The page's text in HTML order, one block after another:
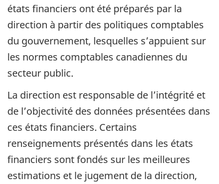
états financiers ont été préparés par la
direction à partir des politiques comptables
du gouvernement, lesquelles s’appuient sur
les normes comptables canadiennes du
secteur public.
La direction est responsable de l’intégrité et
de l’objectivité des données présentées dans
ces états financiers. Certains
renseignements présentés dans les états
financiers sont fondés sur les meilleures
estimations et le jugement de la direction,